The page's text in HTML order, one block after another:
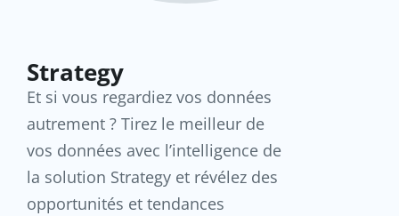
Strategy
Et si vous regardiez vos données
autrement ? Tirez le meilleur de
vos données avec l’intelligence de
la solution Strategy et révélez des
opportunités et tendances